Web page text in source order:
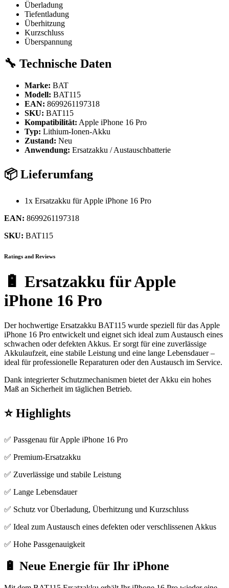
Überladung
Tiefentladung
Überhitzung
Kurzschluss
Überspannung
🔧 Technische Daten
Marke: BAT
Modell: BAT115
EAN: 8699261197318
SKU: BAT115
Kompatibilität: Apple iPhone 16 Pro
Typ: Lithium-Ionen-Akku
Zustand: Neu
Anwendung: Ersatzakku / Austauschbatterie
📦 Lieferumfang
1x Ersatzakku für Apple iPhone 16 Pro
EAN: 8699261197318
SKU: BAT115
Ratings and Reviews
🔋 Ersatzakku für Apple
iPhone 16 Pro
Der hochwertige Ersatzakku BAT115 wurde speziell für das Apple
iPhone 16 Pro entwickelt und eignet sich ideal zum Austausch eines
schwachen oder defekten Akkus. Er sorgt für eine zuverlässige
Akkulaufzeit, eine stabile Leistung und eine lange Lebensdauer –
ideal für professionelle Reparaturen oder den Austausch im Service.
Dank integrierter Schutzmechanismen bietet der Akku ein hohes
Maß an Sicherheit im täglichen Betrieb.
⭐ Highlights
✅ Passgenau für Apple iPhone 16 Pro
✅ Premium-Ersatzakku
✅ Zuverlässige und stabile Leistung
✅ Lange Lebensdauer
✅ Schutz vor Überladung, Überhitzung und Kurzschluss
✅ Ideal zum Austausch eines defekten oder verschlissenen Akkus
✅ Hohe Passgenauigkeit
🔋 Neue Energie für Ihr iPhone